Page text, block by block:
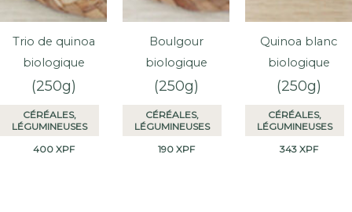
Trio de quinoa
biologique
(250g)
CÉRÉALES,
LÉGUMINEUSES
400 XPF
Boulgour
biologique
(250g)
CÉRÉALES,
LÉGUMINEUSES
190 XPF
Quinoa blanc
biologique
(250g)
CÉRÉALES,
LÉGUMINEUSES
343 XPF